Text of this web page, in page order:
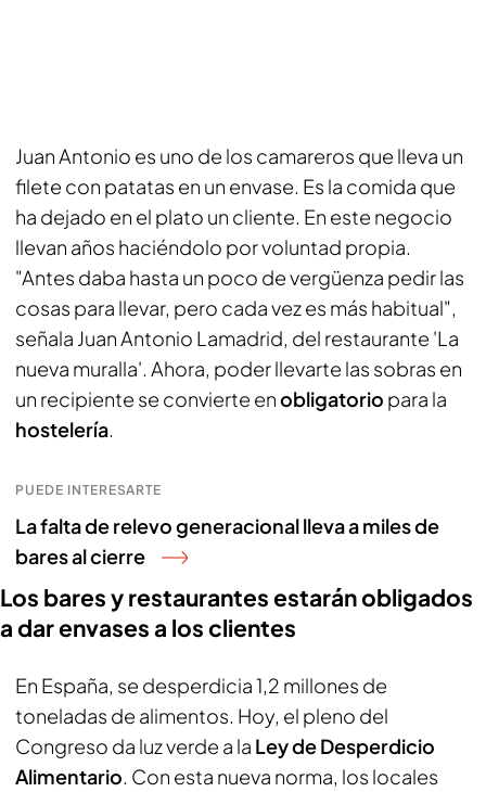
Juan Antonio es uno de los camareros que lleva un
filete con patatas en un envase. Es la comida que
ha dejado en el plato un cliente. En este negocio
llevan años haciéndolo por voluntad propia.
"Antes daba hasta un poco de vergüenza pedir las
cosas para llevar, pero cada vez es más habitual",
señala Juan Antonio Lamadrid, del restaurante 'La
nueva muralla'. Ahora, poder llevarte las sobras en
un recipiente se convierte enobligatorio para la
hostelería.
PUEDE INTERESARTE
La falta de relevo generacional lleva a miles de
bares al cierre
Los bares y restaurantes estarán obligados
a dar envases a los clientes
En España, se desperdicia 1,2 millones de
toneladas de alimentos. Hoy, el pleno del
Congreso da luz verde a la Ley de Desperdicio
Alimentario. Con esta nueva norma, los locales